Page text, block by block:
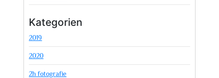
Kategorien
2019
2020
2h fotografie